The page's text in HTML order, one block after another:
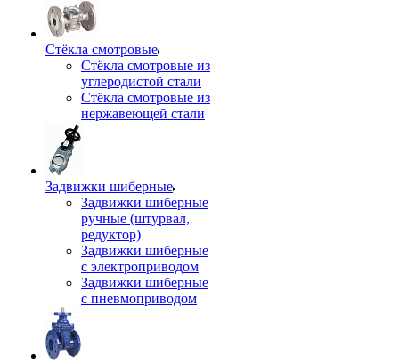
Стёкла смотровые
Стёкла смотровые из
углеродистой стали
Стёкла смотровые из
нержавеющей стали
Задвижки шиберные
Задвижки шиберные
ручные (штурвал,
редуктор)
Задвижки шиберные
с электроприводом
Задвижки шиберные
с пневмоприводом